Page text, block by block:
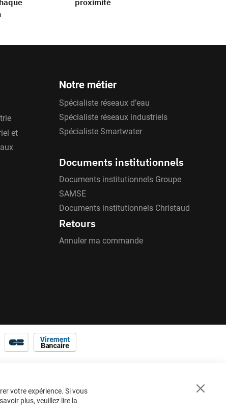
proximité
et
Notre métier
Spécialiste réseaux d’eau
Spécialiste réseaux industriels
Spécialiste Smartwater
Documents institutionnels
Documents institutionnels Groupe
SAMSE
Documents institutionnels Christaud
Retours
Annuler ma commande
Close
votre expérience. Si vous
plus, veuillez lire la